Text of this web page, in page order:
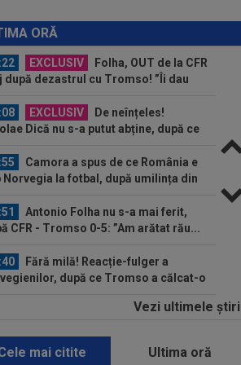
ORĂ
ce a văzut! Președintele Craiovei
mai putut privi...
EXCLUSIV
Folha, OUT de la CFR
după dezastrul cu Tromso! ”Îi dau
EXCLUSIV
De neînțeles!
Dică nu s-a putut abține, după ce
Camora a spus de ce România e
Norvegia la fotbal, după umilința din
Antonio Folha nu s-a mai ferit,
CFR - Tromso 0-5: ”Am arătat rău...
Fără milă! Reacție-fulger a
după ce Tromso a călcat-o
N-a mai rezistat! Ioan Varga a
VIDEO
Imaginile durerii! A
Vezi ultimele ştiri
mai citite Ultima oră